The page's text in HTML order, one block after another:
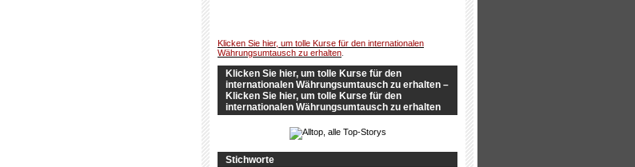
Klicken Sie hier, um tolle Kurse für den internationalen
Währungsumtausch zu erhalten
Klicken Sie hier, um tolle Kurse für den
internationalen Währungsumtausch zu erhalten –
Klicken Sie hier, um tolle Kurse für den
internationalen Währungsumtausch zu erhalten
Stichworte